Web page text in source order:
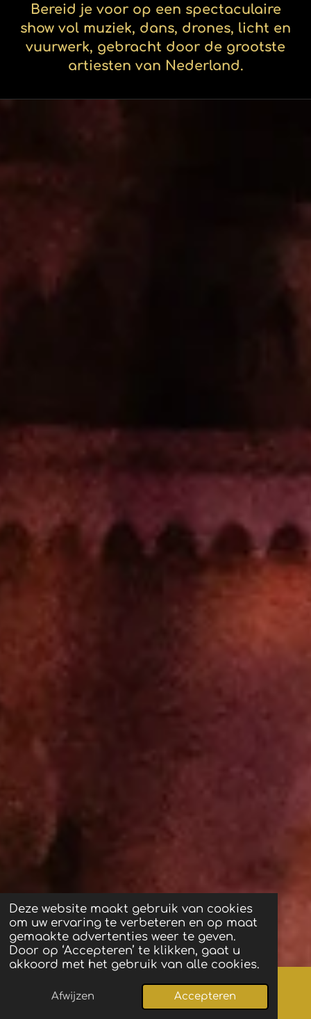
Deze website maakt gebruik van cookies
om uw ervaring te verbeteren en op maat
gemaakte advertenties weer te geven.
Door op ‘Accepteren’ te klikken, gaat u
akkoord met het gebruik van alle cookies.
Afwijzen Accepteren
Bereid je voor op een spectaculaire
show vol muziek, dans, drones, licht en
vuurwerk, gebracht door de grootste
artiesten van Nederland.
Kaart Facebook